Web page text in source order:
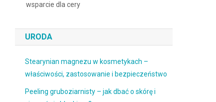
wsparcie dla cery
URODA
Stearynian magnezu w kosmetykach –
właściwości, zastosowanie i bezpieczeństwo
Peeling gruboziarnisty – jak dbać o skórę i